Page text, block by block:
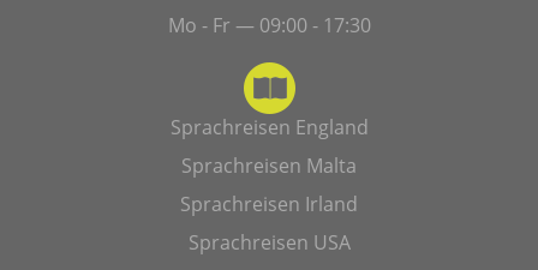
Mo - Fr — 09:00 - 17:30
Sprachreisen England
Sprachreisen Malta
Sprachreisen Irland
Sprachreisen USA